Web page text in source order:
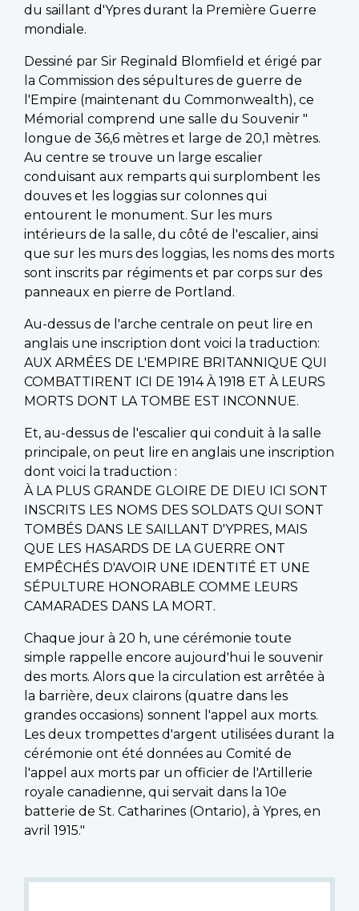
du saillant d'Ypres durant la Première Guerre
mondiale.
Dessiné par Sir Reginald Blomfield et érigé par
la Commission des sépultures de guerre de
l'Empire (maintenant du Commonwealth), ce
Mémorial comprend une salle du Souvenir "
longue de 36,6 mètres et large de 20,1 mètres.
Au centre se trouve un large escalier
conduisant aux remparts qui surplombent les
douves et les loggias sur colonnes qui
entourent le monument. Sur les murs
intérieurs de la salle, du côté de l'escalier, ainsi
que sur les murs des loggias, les noms des morts
sont inscrits par régiments et par corps sur des
panneaux en pierre de Portland.
Au-dessus de l'arche centrale on peut lire en
anglais une inscription dont voici la traduction:
AUX ARMÉES DE L'EMPIRE BRITANNIQUE QUI
COMBATTIRENT ICI DE 1914 À 1918 ET À LEURS
MORTS DONT LA TOMBE EST INCONNUE.
Et, au-dessus de l'escalier qui conduit à la salle
principale, on peut lire en anglais une inscription
dont voici la traduction :
À LA PLUS GRANDE GLOIRE DE DIEU ICI SONT
INSCRITS LES NOMS DES SOLDATS QUI SONT
TOMBÉS DANS LE SAILLANT D'YPRES, MAIS
QUE LES HASARDS DE LA GUERRE ONT
EMPÊCHÉS D'AVOIR UNE IDENTITÉ ET UNE
SÉPULTURE HONORABLE COMME LEURS
CAMARADES DANS LA MORT.
Chaque jour à 20 h, une cérémonie toute
simple rappelle encore aujourd'hui le souvenir
des morts. Alors que la circulation est arrêtée à
la barrière, deux clairons (quatre dans les
grandes occasions) sonnent l'appel aux morts.
Les deux trompettes d'argent utilisées durant la
cérémonie ont été données au Comité de
l'appel aux morts par un officier de l'Artillerie
royale canadienne, qui servait dans la 10e
batterie de St. Catharines (Ontario), à Ypres, en
avril 1915."